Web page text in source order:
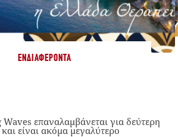
ΕΝΔΙΑΦΈΡΟΝΤΑ
επαναλαμβάνεται για δεύτερη
είναι ακόμα μεγαλύτερο